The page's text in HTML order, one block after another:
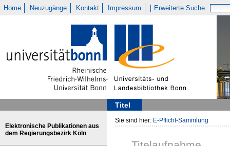
Home Neuzugänge Kontakt Impressum Erweiterte Suche
Titel
Elektronische Publikationen aus
dem Regierungsbezirk Köln
Sie sind hier: E-Pflicht-Sammlung